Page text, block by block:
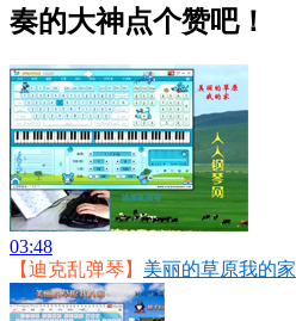
奏的大神点个赞吧！
03:48
【迪克乱弹琴】 美丽的草原我的家